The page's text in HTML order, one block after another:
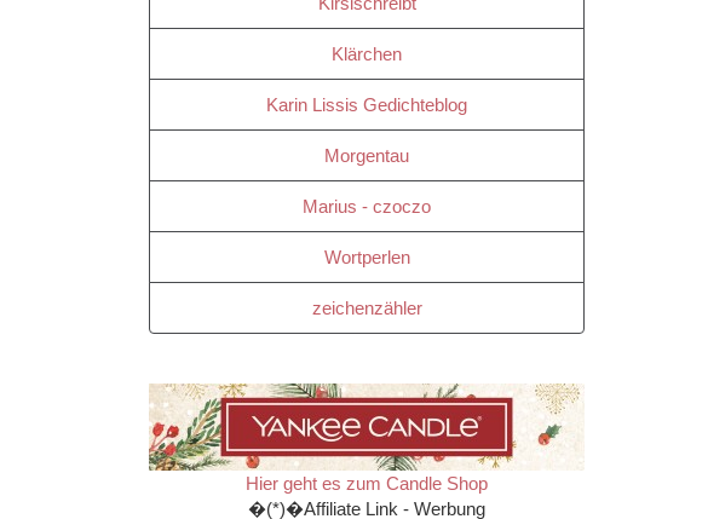
Klärchen
Karin Lissis Gedichteblog
Morgentau
Marius - czoczo
Wortperlen
zeichenzähler
Hier geht es zum Candle Shop
�(*)�Affiliate Link - Werbung